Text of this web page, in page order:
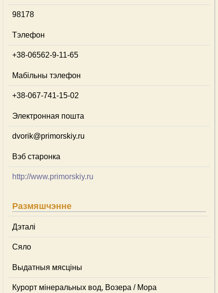
98178
Тэлефон
+38-06562-9-11-65
Мабільны тэлефон
+38-067-741-15-02
Электронная пошта
dvorik@primorskiy.ru
Вэб старонка
http://www.primorskiy.ru
Размяшчэнне
Дэталі
Сяло
Выдатныя мясціны
Курорт мінеральных вод, Возера / Мора